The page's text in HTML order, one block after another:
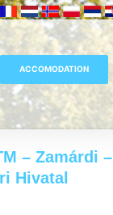
– Zamárdi –
Hivatal